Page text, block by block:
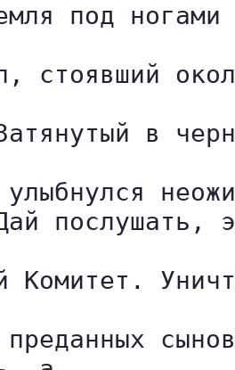
под
стоявший
в
улыбнулся
послушать,
Комитет.
преданных